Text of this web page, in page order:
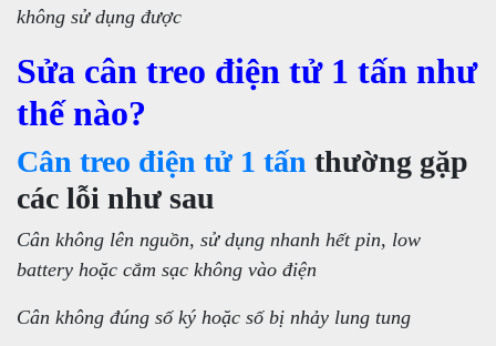
không sử dụng được
Sửa cân treo điện tử 1 tấn như
thế nào?
Cân treo điện tử 1 tấn thường gặp
các lỗi như sau
Cân không lên nguồn, sử dụng nhanh hết pin, low
battery hoặc cắm sạc không vào điện
Cân không đúng số ký hoặc số bị nhảy lung tung